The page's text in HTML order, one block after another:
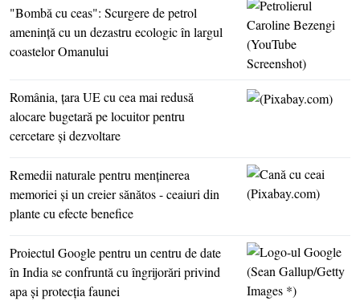
"Bombă cu ceas": Scurgere de petrol
ameninţă cu un dezastru ecologic în largul
coastelor Omanului
România, ţara UE cu cea mai redusă
alocare bugetară pe locuitor pentru
cercetare şi dezvoltare
Remedii naturale pentru menţinerea
memoriei şi un creier sănătos - ceaiuri din
plante cu efecte benefice
Proiectul Google pentru un centru de date
în India se confruntă cu îngrijorări privind
apa şi protecţia faunei